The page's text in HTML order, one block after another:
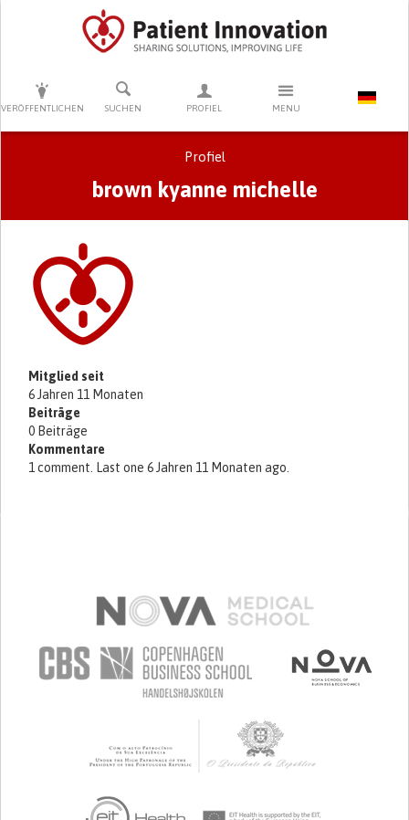
VERÖFFENTLICHEN SUCHEN PROFIEL MENU
DRÜCKEN SIE AUF ENTER UM DIE SUCHE ZU STARTEN
Profiel
brown kyanne michelle
Primary tabs
Mitglied seit
6 Jahren 11 Monaten
Beiträge
0 Beiträge
Kommentare
1 comment. Last one 6 Jahren 11 Monaten ago.